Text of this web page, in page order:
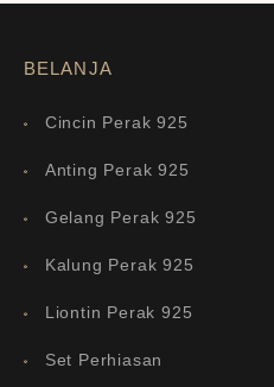
BELANJA
Cincin Perak 925
Anting Perak 925
Gelang Perak 925
Kalung Perak 925
Liontin Perak 925
Set Perhiasan